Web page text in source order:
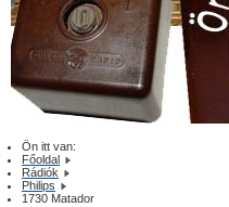
Ön itt van:
Főoldal
Rádiók
Philips
1730 Matador